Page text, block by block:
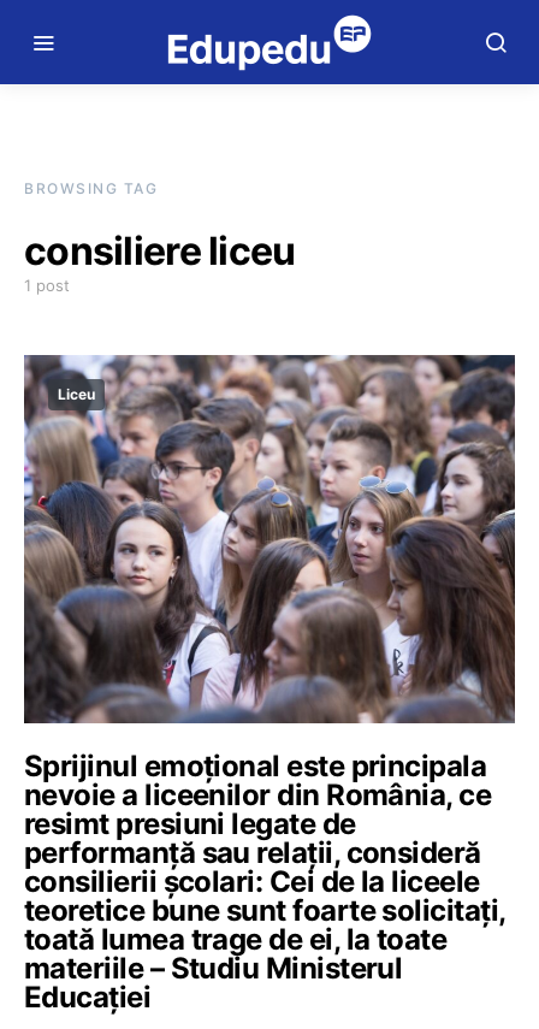
BROWSING TAG
consiliere liceu
1 post
Liceu
Sprijinul emoțional este principala
nevoie a liceenilor din România, ce
resimt presiuni legate de
performanță sau relații, consideră
consilierii școlari: Cei de la liceele
teoretice bune sunt foarte solicitați,
toată lumea trage de ei, la toate
materiile – Studiu Ministerul
Educației